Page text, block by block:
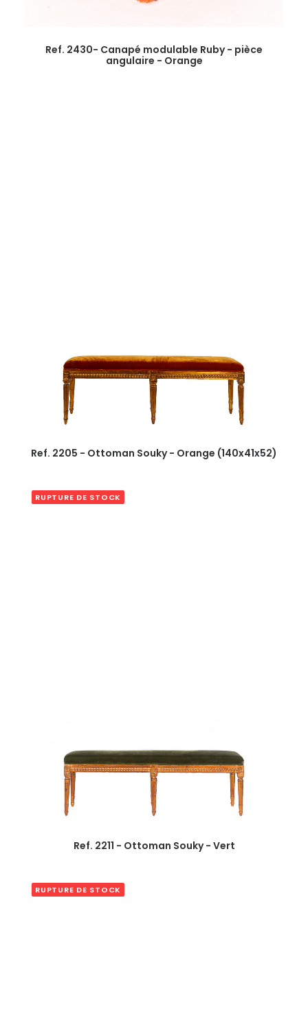
Ref. 2430- Canapé modulable Ruby - pièce
angulaire - Orange
Ref. 2205 - Ottoman Souky - Orange (140x41x52)
RUPTURE DE STOCK
Ref. 2211 - Ottoman Souky - Vert
RUPTURE DE STOCK